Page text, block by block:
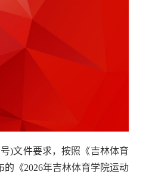
)文件要求，按照《吉林体育
《2026年吉林体育学院运动